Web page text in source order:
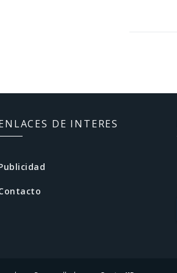
DE INTERES